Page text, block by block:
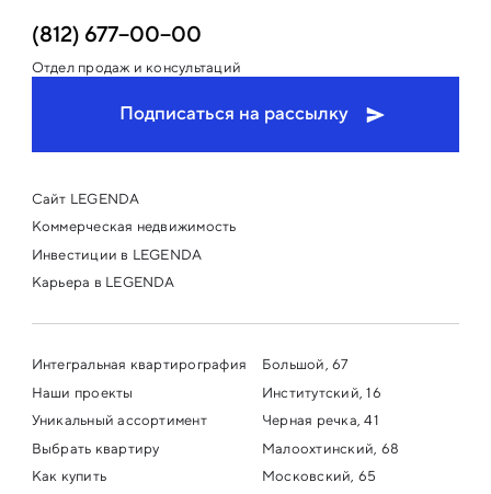
Сайт LEGENDA
Коммерческая недвижимость
Инвестиции в LEGENDA
Карьера в LEGENDA
(812) 677−00−00
Отдел продаж и консультаций
Подписаться на рассылку
Интегральная квартирография
Наши проекты
Уникальный ассортимент
Выбрать квартиру
Как купить
Большой, 67
Институтский, 16
Черная речка, 41
Малоохтинский, 68
Московский, 65